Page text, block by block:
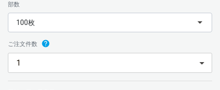
部数
100枚
ご注文件数